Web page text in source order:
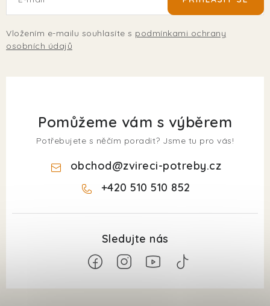
Vložením e-mailu souhlasíte s podmínkami ochrany
osobních údajů
Pomůžeme vám s výběrem
Potřebujete s něčím poradit? Jsme tu pro vás!
obchod@zvireci-potreby.cz
+420 510 510 852